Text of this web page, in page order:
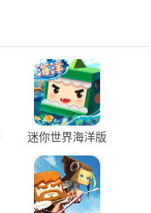
迷你世界海洋版
1.58.0 最新版